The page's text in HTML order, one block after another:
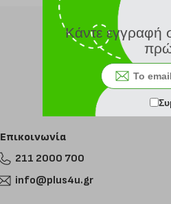
Επικοινωνία
211 2000 700
info@plus4u.gr
Κάντε εγγραφή